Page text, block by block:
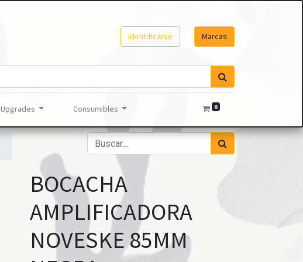
Identificarse Marcas
Upgrades Consumibles 0
BOCACHA
AMPLIFICADORA
NOVESKE 85MM